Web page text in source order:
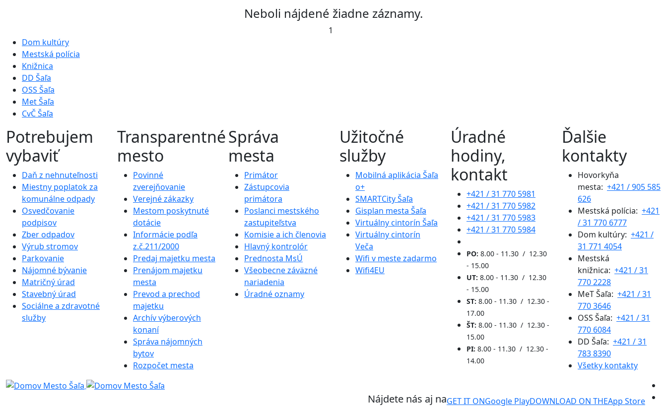
Neboli nájdené žiadne záznamy.
1
Dom kultúry
Mestská polícia
Knižnica
DD Šaľa
OSS Šaľa
Met Šaľa
CvČ Šaľa
Potrebujem
vybaviť
Daň z nehnuteľnosti
Miestny poplatok za
komunálne odpady
Osvedčovanie
podpisov
Zber odpadov
Výrub stromov
Parkovanie
Nájomné bývanie
Matričný úrad
Stavebný úrad
Sociálne a zdravotné
služby
Transparentné
mesto
Povinné
zverejňovanie
Verejné zákazky
Mestom poskytnuté
dotácie
Informácie podľa
z.č.211/2000
Predaj majetku mesta
Prenájom majetku
mesta
Prevod a prechod
majetku
Archív výberových
konaní
Správa nájomných
bytov
Rozpočet mesta
Správa
mesta
Primátor
Zástupcovia
primátora
Poslanci mestského
zastupiteľstva
Komisie a ich členovia
Hlavný kontrolór
Prednosta MsÚ
Všeobecne záväzné
nariadenia
Úradné oznamy
Užitočné
služby
Mobilná aplikácia Šaľa
o+
SMARTCity Šaľa
Gisplan mesta Šaľa
Virtuálny cintorín Šaľa
Virtuálny cintorín
Veča
Wifi v meste zadarmo
Wifi4EU
Úradné
hodiny,
kontakt
+421 / 31 770 5981
+421 / 31 770 5982
+421 / 31 770 5983
+421 / 31 770 5984
PO: 8.00 - 11.30 / 12.30
- 15.00
UT: 8.00 - 11.30 / 12.30
- 15.00
ST: 8.00 - 11.30 / 12.30 -
17.00
ŠT: 8.00 - 11.30 / 12.30 -
15.00
PI: 8.00 - 11.30 / 12.30 -
14.00
Ďalšie
kontakty
Hovorkyňa
mesta: +421 / 905 585
626
Mestská polícia: +421
/ 31 770 6777
Dom kultúry: +421 /
31 771 4054
Mestská
knižnica: +421 / 31
770 2228
MeT Šaľa: +421 / 31
770 3646
OSS Šaľa: +421 / 31
770 6084
DD Šaľa: +421 / 31
783 8390
Všetky kontakty
Nájdete nás aj naGET IT ONGoogle PlayDOWNLOAD ON THEApp Store